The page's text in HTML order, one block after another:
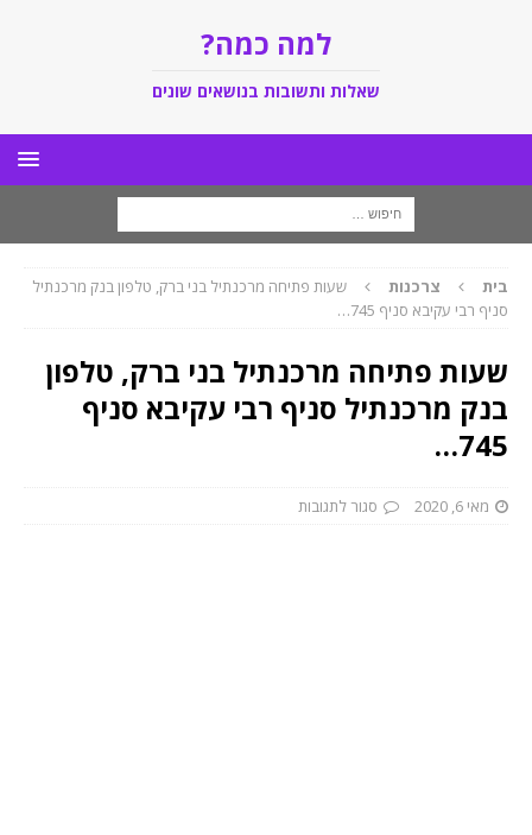
למה כמה?
שאלות ותשובות בנושאים שונים
בית צרכנות
שעות פתיחה מרכנתיל בני ברק, טלפון בנק מרכנתיל
סניף רבי עקיבא סניף 745…
שעות פתיחה מרכנתיל בני ברק, טלפון
בנק מרכנתיל סניף רבי עקיבא סניף
745…
מאי 6, 2020 סגור לתגובות